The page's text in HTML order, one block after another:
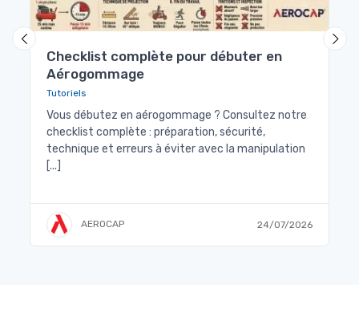
Aérogommage
Tutoriels
checklist complète : préparation, sécurité,
technique et erreurs à éviter avec la manipulation
[...]